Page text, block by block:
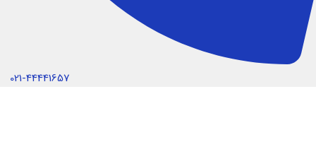
021-44441657